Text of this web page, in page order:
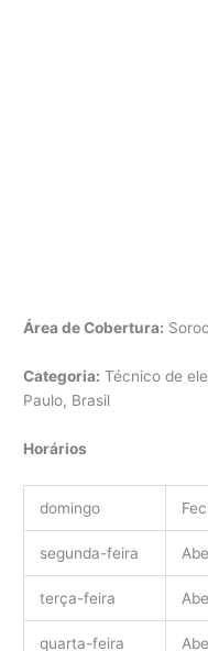
Área de Cobertura:
Categoria: Técnico de
Paulo, Brasil
Horários
domingo
segunda-feira
terça-feira
quarta-feira